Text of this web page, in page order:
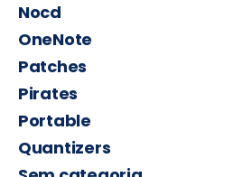
Nocd
OneNote
Patches
Pirates
Portable
Quantizers